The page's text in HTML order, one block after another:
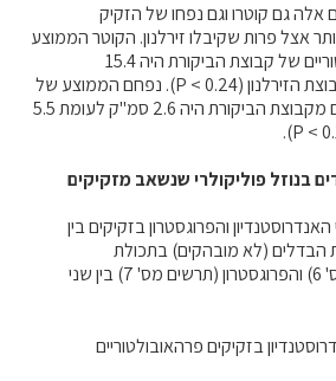
גם קוטרו וגם נפחו של הזקיק
אצל פרות שקיבלו זירלנון. הקוטר הממוצע
של הזקיקים הפרהאובולטוריים של קבוצת הביקורת היה 15.4
מ"מ לעומת19.4 מ"מ בקבוצת הזירלנון (P < 0.24). נפחם הממוצע של
הזקיקים הפרהאובולטוריים מקבוצת הביקורת היה 2.6 סמ"ק לעומת 5.5
בנוזל פוליקולרי שנשאב מזקיקים
והפרוגסטרון בזקיקים בין
הבדלים (לא מובהקים) בתכולת
האנדרוטנסדיון (תרשים מס' 6) והפרוגסטרון (תרשים מס' 7) בין שני